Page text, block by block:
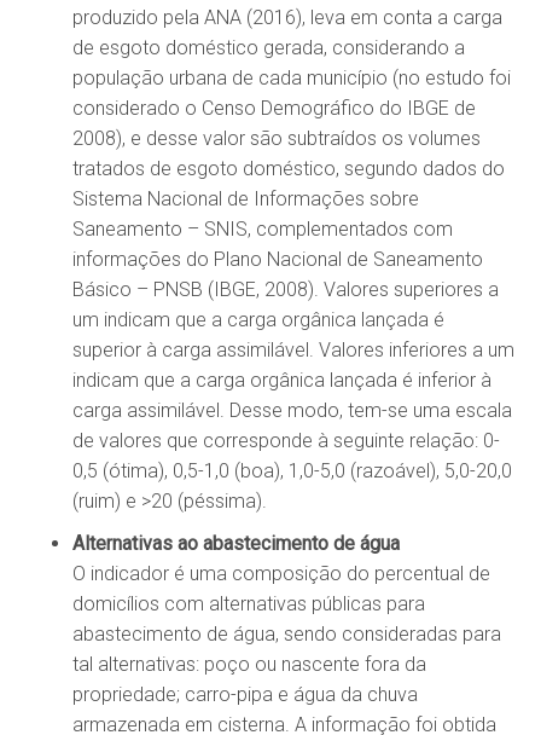
produzido pela ANA (2016), leva em conta a carga
de esgoto doméstico gerada, considerando a
população urbana de cada município (no estudo foi
considerado o Censo Demográfico do IBGE de
2008), e desse valor são subtraídos os volumes
tratados de esgoto doméstico, segundo dados do
Sistema Nacional de Informações sobre
Saneamento – SNIS, complementados com
informações do Plano Nacional de Saneamento
Básico – PNSB (IBGE, 2008). Valores superiores a
um indicam que a carga orgânica lançada é
superior à carga assimilável. Valores inferiores a um
indicam que a carga orgânica lançada é inferior à
carga assimilável. Desse modo, tem-se uma escala
de valores que corresponde à seguinte relação: 0-
0,5 (ótima), 0,5-1,0 (boa), 1,0-5,0 (razoável), 5,0-20,0
(ruim) e >20 (péssima).
Alternativas ao abastecimento de água
O indicador é uma composição do percentual de
domicílios com alternativas públicas para
abastecimento de água, sendo consideradas para
tal alternativas: poço ou nascente fora da
propriedade; carro-pipa e água da chuva
armazenada em cisterna. A informação foi obtida